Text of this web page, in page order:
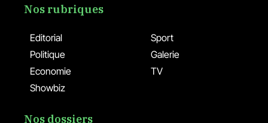
Editorial
Politique
Economie
Showbiz
Sport
Galerie
TV
Nos rubriques
Nos dossiers